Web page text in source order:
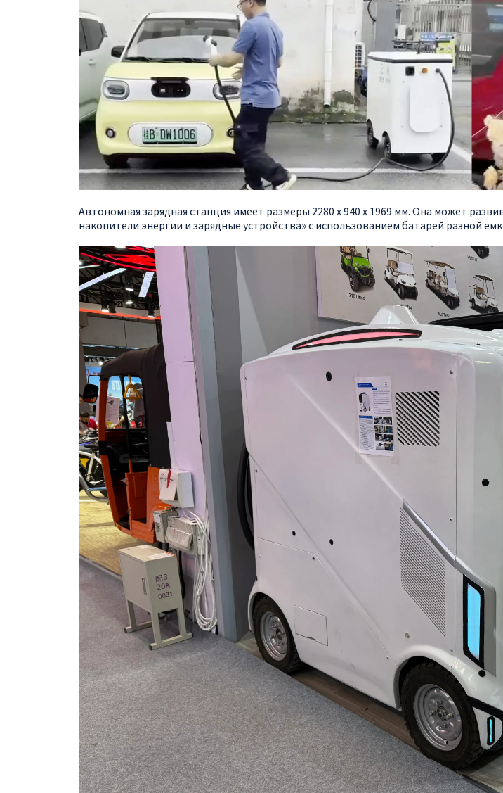
Автономная зарядная станция имеет размеры 2280 х 940 х 1969 мм. Она может
накопители энергии и зарядные устройства» с использованием батарей разной